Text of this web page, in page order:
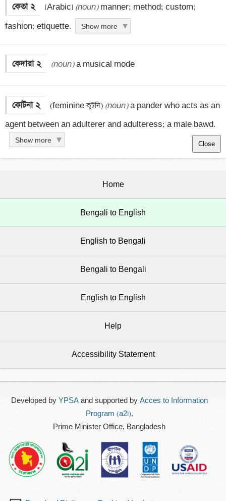
কেতা ২ [Arabic] (noun) manner; method; custom;
fashion; etiquette.
Show more
কেদারা ২ (noun) a musical mode
কোটনা ২ (feminine কুটনি) (noun) a pander who acts as an
agent between an adulterer and adulteress; a male bawd.
Show more Close
Home
Bengali to English
English to Bengali
Bengali to Bengali
English to English
Help
Accessibility Statement
Developed by YPSAand supported by Acces to Information
Program (a2i),
Prime Minister Office, Bangladesh